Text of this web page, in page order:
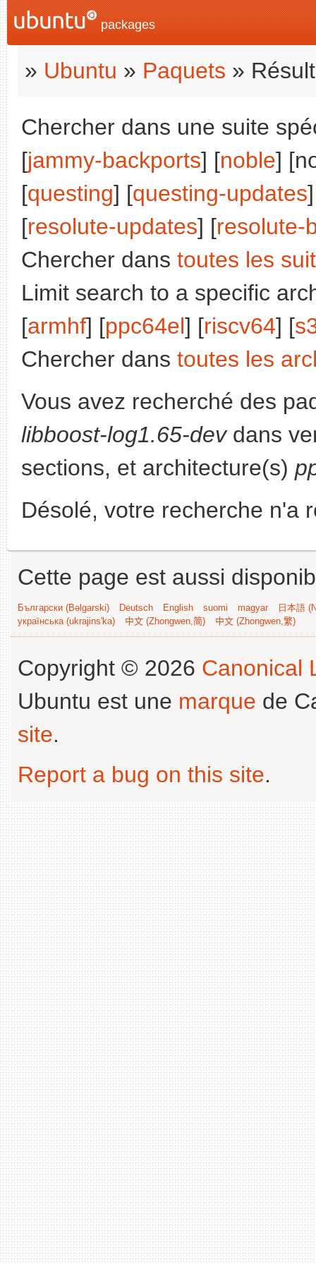
packages
» Ubuntu » Paquets »
Chercher dans une suite
[jammy-backports] [noble]
[questing] [questing-updates
[resolute-updates] [resolute-
Chercher dans toutes les
Limit search to a specific
[armhf] [ppc64el] [riscv64] [
Chercher dans toutes les
Vous avez recherché des
libboost-log1.65-devdans
sections, et architecture(s)
Désolé, votre recherche n'a
Cette page est aussi
Български (Bəlgarski) Deutsch English suomi magyar
日本語
українська (ukrajins'ka)
中文 (Zhongwen,简) 中文 (Zhongwen,繁)
Copyright © 2026 Canonical
Ubuntu est une marque de
site.
Report a bug on this site.